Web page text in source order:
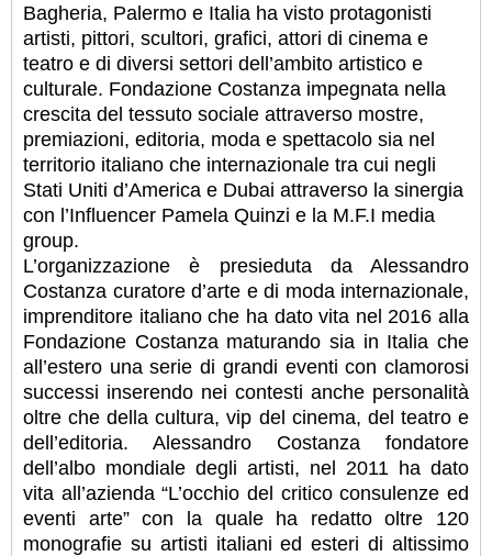
Bagheria, Palermo e Italia ha visto protagonisti
artisti, pittori, scultori, grafici, attori di cinema e
teatro e di diversi settori dell’ambito artistico e
culturale. Fondazione Costanza impegnata nella
crescita del tessuto sociale attraverso mostre,
premiazioni, editoria, moda e spettacolo sia nel
territorio italiano che internazionale tra cui negli
Stati Uniti d’America e Dubai attraverso la sinergia
con l’Influencer Pamela Quinzi e la M.F.I media
group.
L’organizzazione è presieduta da Alessandro
Costanza curatore d’arte e di moda internazionale,
imprenditore italiano che ha dato vita nel 2016 alla
Fondazione Costanza maturando sia in Italia che
all’estero una serie di grandi eventi con clamorosi
successi inserendo nei contesti anche personalità
oltre che della cultura, vip del cinema, del teatro e
dell’editoria. Alessandro Costanza fondatore
dell’albo mondiale degli artisti, nel 2011 ha dato
vita all’azienda “L’occhio del critico consulenze ed
eventi arte” con la quale ha redatto oltre 120
monografie su artisti italiani ed esteri di altissimo